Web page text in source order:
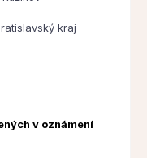
kraj
v oznámení